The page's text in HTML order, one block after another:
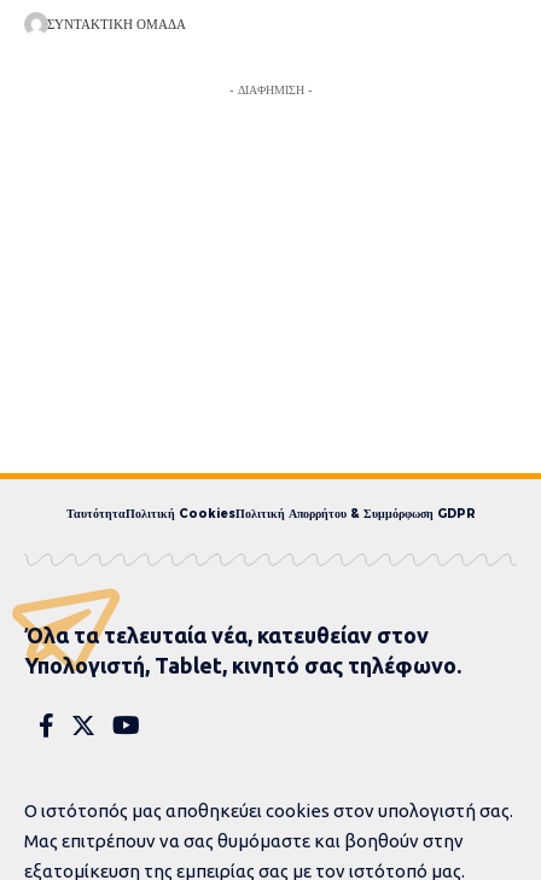
ΣΥΝΤΑΚΤΙΚΉ ΟΜΆΔΑ
- ΔΙΑΦΉΜΙΣΗ -
ΤαυτότηταΠολιτική CookiesΠολιτική Απορρήτου & Συμμόρφωση GDPR
Όλα τα τελευταία νέα, κατευθείαν στον
Υπολογιστή, Tablet, κινητό σας τηλέφωνο.
Ο ιστότοπός μας αποθηκεύει cookies στον υπολογιστή σας.
Μας επιτρέπουν να σας θυμόμαστε και βοηθούν στην
εξατομίκευση της εμπειρίας σας με τον ιστότοπό μας.